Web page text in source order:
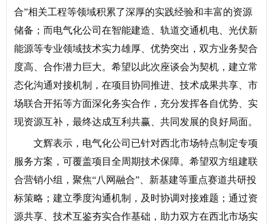
合”相关工程等领域积累了深厚的实践经验和丰富的资源
储备；而电气化公司在智能建造、轨道交通机电、光伏新
能源等专业领域技术实力雄厚、优势突出，双方业务契合
度高、合作潜力巨大。希望以此次座谈会为契机，建立常
态化沟通对接机制，在项目协同推进、技术成果共享、市
场联合开拓等方面深化务实合作，充分发挥各自优势、实
现资源互补，最终达成互利共赢、共同发展的良好局面。
文辉表示，电气化公司已针对西北市场特点制定专项
服务方案，可覆盖项目全周期技术保障。希望双方组建联
合营销小组，聚焦“八网融合”、新基建等重点赛道共研投
标策略；建立季度沟通机制，及时协调对接难题；通过资
源共享、技术互鉴夯实合作基础，助力双方在西北市场实